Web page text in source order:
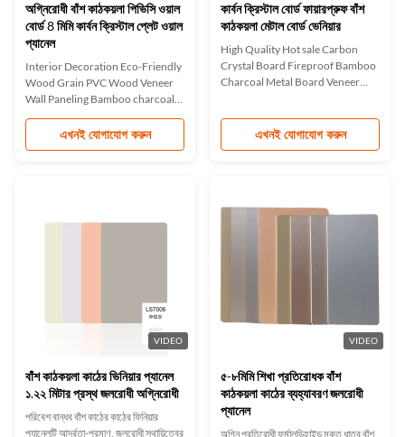
অগ্নিরোধী বাঁশ কাঠকয়লা পিভিসি ওয়াল
বোর্ড 8 মিমি কার্বন ক্রিস্টাল প্লেট ওয়াল
প্যানেল
Interior Decoration Eco-Friendly
Wood Grain PVC Wood Veneer
Wall Paneling Bamboo charcoal
fiber wood finish is a wall home
decorating material. Wood
veneer is made from bamboo
এখনই যোগাযোগ করুন
কার্বন ক্রিস্টাল বোর্ড ফায়ারপ্রুফ বাঁশ
কাঠকয়লা মেটাল বোর্ড ভেনিয়ার
High Quality Hot sale Carbon
Crystal Board Fireproof Bamboo
Charcoal Metal Board Veneer​
charcoal are a combination of
craftsmanship and innovation.
and can ...
এখনই যোগাযোগ করুন
VIDEO
বাঁশ কাঠকয়লা কাঠের ভিনিয়ার প্যানেল
১.২২ মিটার প্রস্থ জলরোধী অগ্নিরোধী
পরিবেশ বান্ধব বাঁশ কাঠের কাঠের ফিনিয়ার
প্যানেলটি আর্দ্রতা-প্রমাণ, জলরোধী স্থায়িত্বের
VIDEO
৫-৮মিমি শিখা প্রতিরোধক বাঁশ
কাঠকয়লা কাঠের ব্যহ্যাবরণ জলরোধী
প্যানেল
অগ্নি প্রতিরোধী ফর্মালডিহাইড মুক্ত ধাতব বাঁশ